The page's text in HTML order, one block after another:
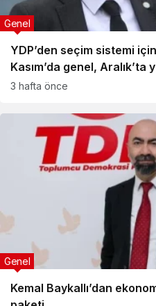
YDP’den seçim sistemi
Kasım’da genel, Aralık’ta
Genel
3 hafta önce
Kemal Baykallı’dan
Genel